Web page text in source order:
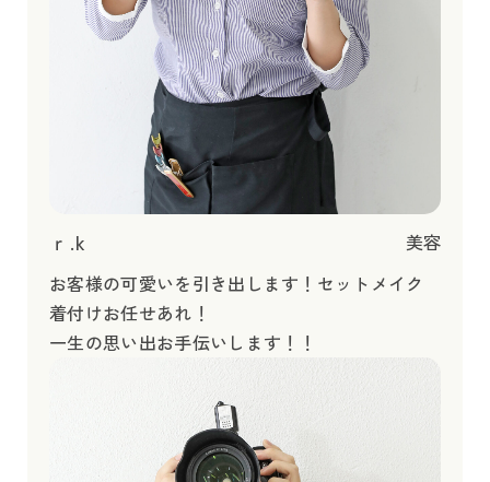
ｒ.k
美容
お客様の可愛いを引き出します！セットメイク
着付けお任せあれ！
一生の思い出お手伝いします！！